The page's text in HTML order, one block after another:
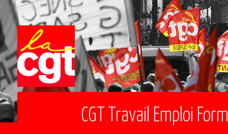
CGT Travail Emploi